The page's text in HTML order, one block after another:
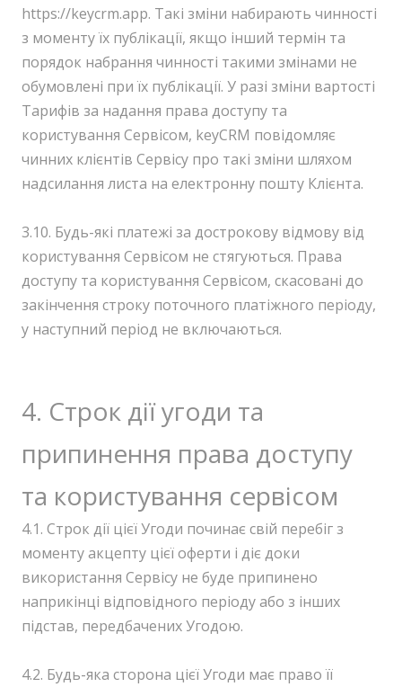
https://keycrm.app. Такі зміни набирають чинності
з моменту їх публікації, якщо інший термін та
порядок набрання чинності такими змінами не
обумовлені при їх публікації. У разі зміни вартості
Тарифів за надання права доступу та
користування Сервісом, keyCRM повідомляє
чинних клієнтів Сервісу про такі зміни шляхом
надсилання листа на електронну пошту Клієнта.
3.10. Будь-які платежі за дострокову відмову від
користування Сервісом не стягуються. Права
доступу та користування Сервісом, скасовані до
закінчення строку поточного платіжного періоду,
у наступний період не включаються.
4. Строк дії угоди та
припинення права доступу
та користування сервісом
4.1. Строк дії цієї Угоди починає свій перебіг з
моменту акцепту цієї оферти і діє доки
використання Сервісу не буде припинено
наприкінці відповідного періоду або з інших
підстав, передбачених Угодою.
4.2. Будь-яка сторона цієї Угоди має право її